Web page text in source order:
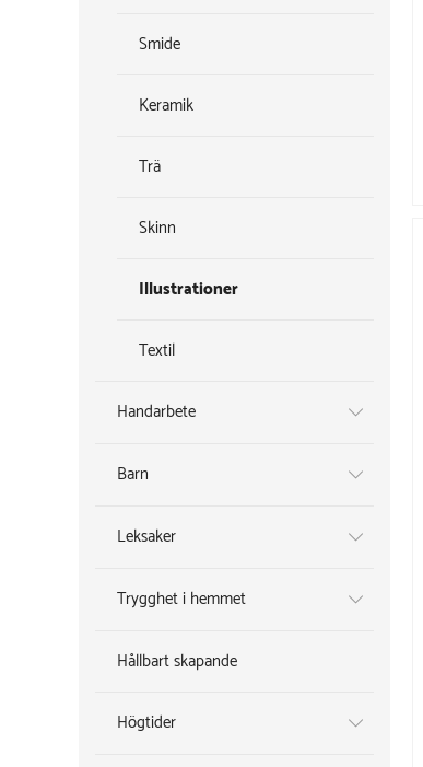
Smide
Keramik
Trä
Skinn
Illustrationer
Textil
Handarbete
Barn
Leksaker
Trygghet i hemmet
Hållbart skapande
Högtider